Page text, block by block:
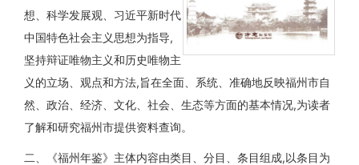
想、科学发展观、习近平新时代
中国特色社会主义思想为指导,
坚持辩证唯物主义和历史唯物主
义的立场、观点和方法,旨在全面、系统、准确地反映福州市自
然、政治、经济、文化、社会、生态等方面的基本情况,为读者
了解和研究福州市提供资料查询。
二、《福州年鉴》主体内容由类目、分目、条目组成,以条目为